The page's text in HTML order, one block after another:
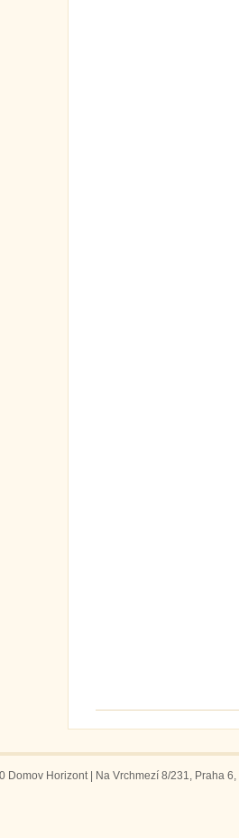
Domov Horizont | Na Vrchmezí 8/231, Praha